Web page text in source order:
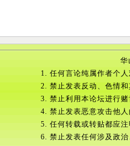
华
1. 任何言论纯属作者个
2. 禁止发表反动、色情
3. 禁止利用本论坛进行
4. 禁止发表恶意攻击他
5. 任何转载或转贴都应
6. 禁止发表任何涉及政